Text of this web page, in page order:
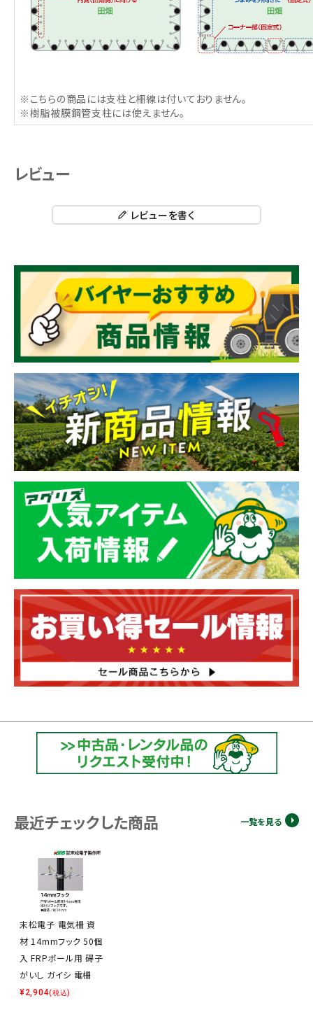
※こちらの商品には支柱と柵線は付いておりません。
※樹脂被膜鋼管支柱には使えません。
レビュー
レビューを書く
最近チェックした商品 一覧を見る
末松電子 電気柵 資
材 14mmフック 50個
入 FRPポール用 碍子
がいし ガイシ 電柵
¥2,904(税込)